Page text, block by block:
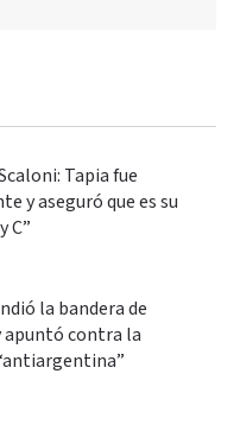
Tapia fue
y aseguró que es su
C”
la bandera de
apuntó contra la